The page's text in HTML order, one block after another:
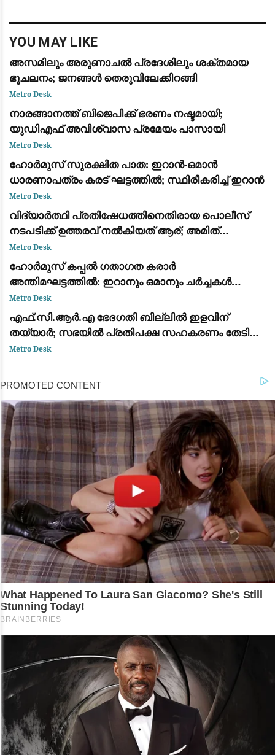
YOU MAY LIKE
അസമിലും അരുണാചൽ പ്രദേശിലും ശക്തമായ
ഭൂചലനം; ജനങ്ങൾ തെരുവിലേക്കിറങ്ങി
Metro Desk
നാരങ്ങാനത്ത് ബിജെപിക്ക് ഭരണം നഷ്ടമായി;
യുഡിഎഫ് അവിശ്വാസ പ്രമേയം പാസായി
Metro Desk
ഹോർമുസ് സുരക്ഷിത പാത: ഇറാൻ-ഒമാൻ
ധാരണാപത്രം കരട് ഘട്ടത്തിൽ; സ്ഥിരീകരിച്ച് ഇറാൻ
Metro Desk
വിദ്യാർത്ഥി പ്രതിഷേധത്തിനെതിരായ പൊലീസ്
നടപടിക്ക് ഉത്തരവ് നൽകിയത് ആര്; അമിത്
ഷായ്‌ക്കെതിരെ കെ. സി. വേണുഗോപാൽ
Metro Desk
ഹോർമുസ് കപ്പൽ ഗതാഗത കരാർ
അന്തിമഘട്ടത്തിൽ: ഇറാനും ഒമാനും ചർച്ചകൾ
പൂർത്തിയാക്കുന്നു
Metro Desk
എഫ്.സി.ആർ.എ ഭേദഗതി ബില്ലിൽ ഇളവിന്
തയ്യാർ; സഭയിൽ പ്രതിപക്ഷ സഹകരണം തേടി
കേന്ദ്രം
Metro Desk